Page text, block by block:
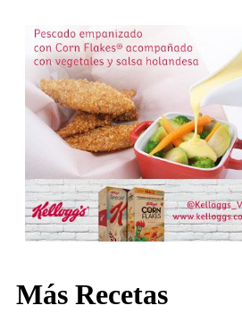
Más Recetas